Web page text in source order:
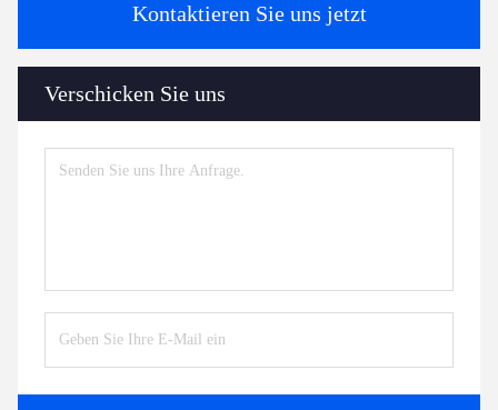
Kontaktieren Sie uns jetzt
Verschicken Sie uns